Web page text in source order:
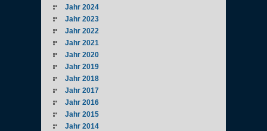
Jahr 2024
Jahr 2023
Jahr 2022
Jahr 2021
Jahr 2020
Jahr 2019
Jahr 2018
Jahr 2017
Jahr 2016
Jahr 2015
Jahr 2014